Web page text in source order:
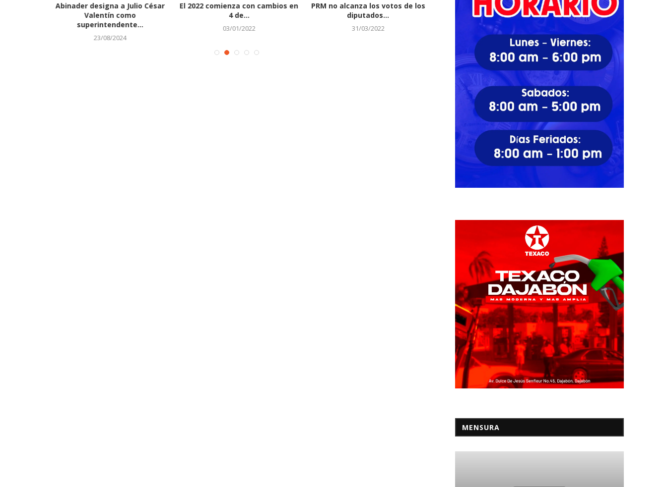
Abinader designa a Julio César
Valentín como
superintendente...
23/08/2024
El 2022 comienza con cambios en
4 de...
03/01/2022
PRM no alcanza los votos de los
diputados...
31/03/2022
Debate de candidatas a vice: dos
horas de...
24/04/2024
Robin Bernstein dice
enfocada en traer
MENSURA